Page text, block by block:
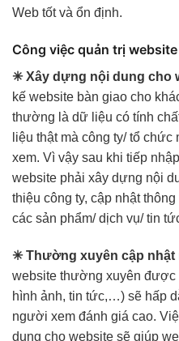
Web tốt và ổn định.
Công việc quản trị website
✳ Xây dựng nội dung cho
kế website bàn giao cho
thường là dữ liệu có tính
liệu thật mà công ty/ tổ
xem. Vì vậy sau khi tiếp
website phải xây dựng nội
thiệu công ty, cập nhật
các sản phẩm/ dịch vụ/ tin
✳ Thường xuyên cập nhật
website thường xuyên được
hình ảnh, tin tức,…) sẽ hấp
người xem đánh giá cao.
dung cho website sẽ giúp